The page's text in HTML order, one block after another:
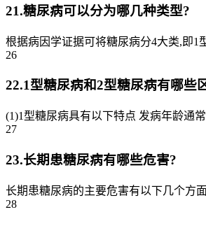
21.糖尿病可以分为哪几种类型?
根据病因学证据可将糖尿病分4大类,即1
26
22.1型糖尿病和2型糖尿病有哪些
(1)1型糖尿病具有以下特点 发病年龄通
27
23.长期患糖尿病有哪些危害?
长期患糖尿病的主要危害有以下几个方
28